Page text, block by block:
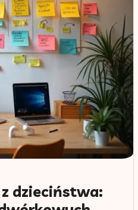
dzieciństwa: